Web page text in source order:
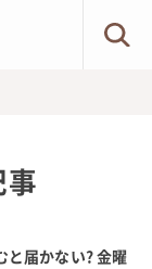
と届かない? 金曜